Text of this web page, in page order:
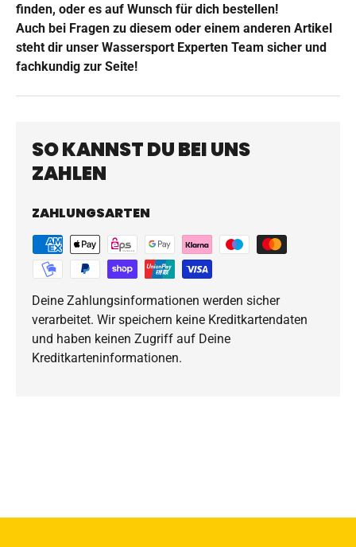
finden, oder es auf Wunsch für dich bestellen!
Auch bei Fragen zu diesem oder einem anderen Artikel
steht dir unser Wassersport Experten Team sicher und
fachkundig zur Seite!
SO KANNST DU BEI UNS
ZAHLEN
ZAHLUNGSARTEN
Deine Zahlungsinformationen werden sicher
verarbeitet. Wir speichern keine Kreditkartendaten
und haben keinen Zugriff auf Deine
Kreditkarteninformationen.